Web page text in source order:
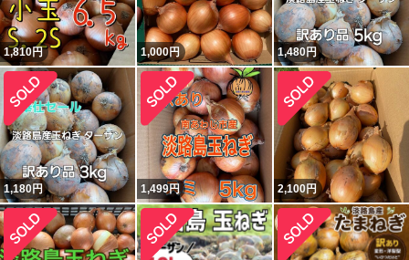
1,810円 1,000円 1,480円
1,180円 1,499円 2,100円